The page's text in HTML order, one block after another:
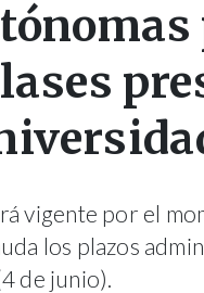
vigente por el
los plazos
de junio).